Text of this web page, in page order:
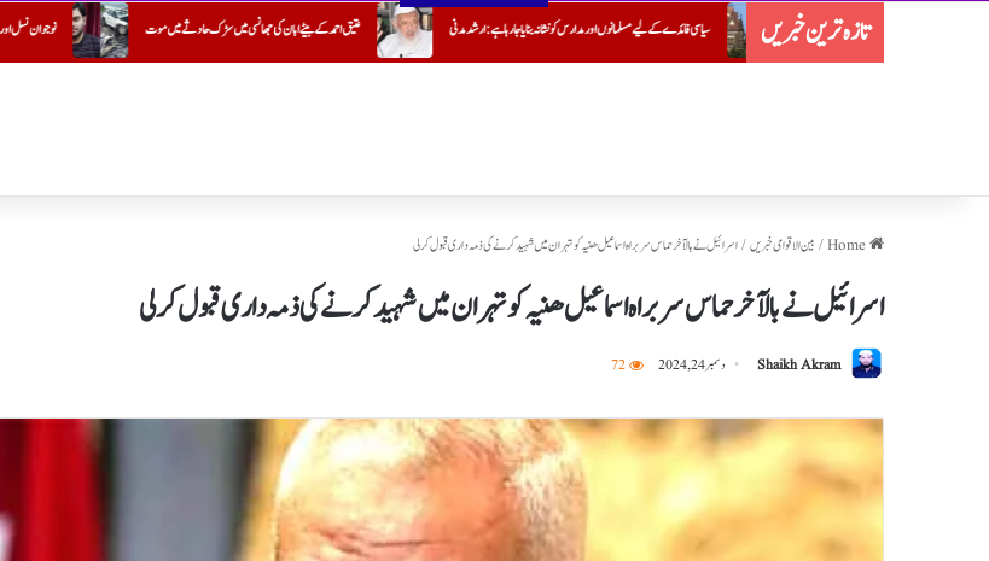
تازہ ترین خبریں گنگا-جمنی تہذیب نوجوان نسل اور نشے کی تباہ کن لت عتیق احمد کے بیٹے ابان کی جھانسی میں سڑک حادثے میں موت سیاسی فائدے کے لیے مسلمانوں اور مدارس کو نشانہ بنایا جا رہا ہے: ارشد مدنی
/ بین الاقوامی خبریں/اسرائیل نے بالآخر حماس سربراہ اسماعیل ھنیہ کو تہران میں شہید کرنے کی ذمہ داری قبول کر لی
اسرائیل نے بالآخر حماس سربراہ اسماعیل ھنیہ کو تہران میں شہید کرنے کی ذمہ داری قبول کر لی
Shaikh Akram دسمبر 24, 2024 72